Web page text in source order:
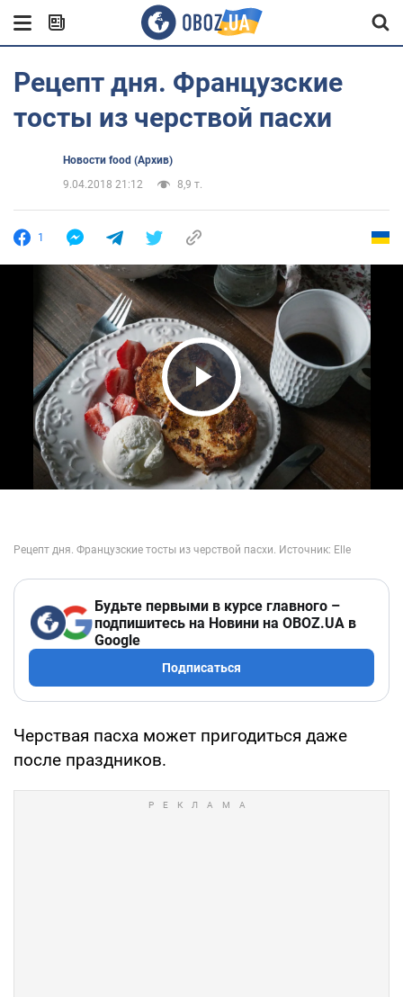
Рецепт дня. Французские
тосты из черствой пасхи
Новости food (Архив)
9.04.2018 21:12
8,9 т.
1
Play Video
Будьте первыми в курсе главного –
подпишитесь на Новини на OBOZ.UA в
Google
Подписаться
Черствая пасха может пригодиться даже
после праздников.